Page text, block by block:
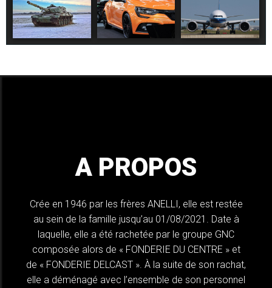
A PROPOS
Crée en 1946 par les frères ANELLI, elle est restée
au sein de la famille jusqu’au 01/08/2021. Date à
laquelle, elle a été rachetée par le groupe GNC
composée alors de « FONDERIE DU CENTRE » et
de « FONDERIE DELCAST ». À la suite de son rachat,
elle a déménagé avec l’ensemble de son personnel